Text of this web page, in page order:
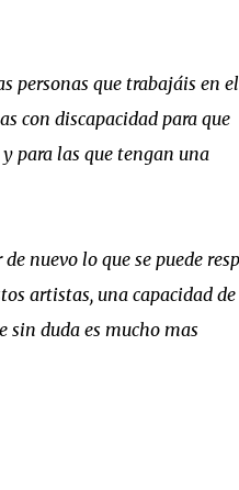
personas que trabajáis en el
con discapacidad para que
para las que tengan una
nuevo lo que se puede
artistas, una capacidad de
sin duda es mucho mas